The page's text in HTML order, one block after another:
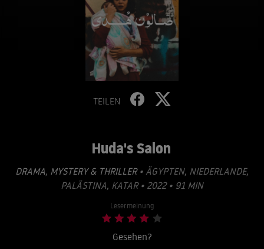
TEILEN
Huda's Salon
DRAMA, MYSTERY & THRILLER• ÄGYPTEN, NIEDERLANDE,
PALÄSTINA, KATAR • 2022 • 91 MIN
Lesermeinung
Gesehen?